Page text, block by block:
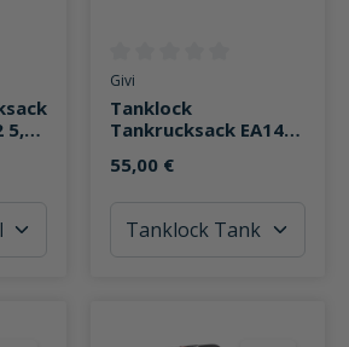
von 4 von 5 Sternen
Durchschnittliche Bewertung
Givi
Tanklock
Tankrucksack EA144
55,00 €